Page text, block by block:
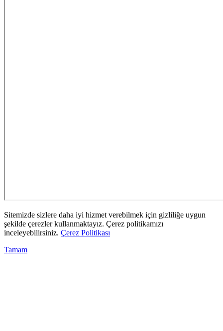
Sitemizde sizlere daha iyi hizmet verebilmek için gizliliğe uygun
şekilde çerezler kullanmaktayız. Çerez politikamızı
inceleyebilirsiniz. Çerez Politikası
Tamam